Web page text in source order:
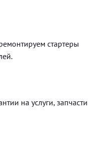
стартеры
на услуги, запчасти